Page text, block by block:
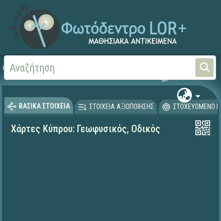
Αρχική Γεωγραφία-Γεωλογία
ΒΑΣΙΚΑ ΣΤΟΙΧΕΙΑ ΣΤΟΙΧΕΙΑ ΑΞΙΟΠΟΙΗΣΗΣ ΣΤΟΧΕΥΟΜΕΝΟ
Χάρτες Κύπρου: Γεωφυσικός, Οδικός